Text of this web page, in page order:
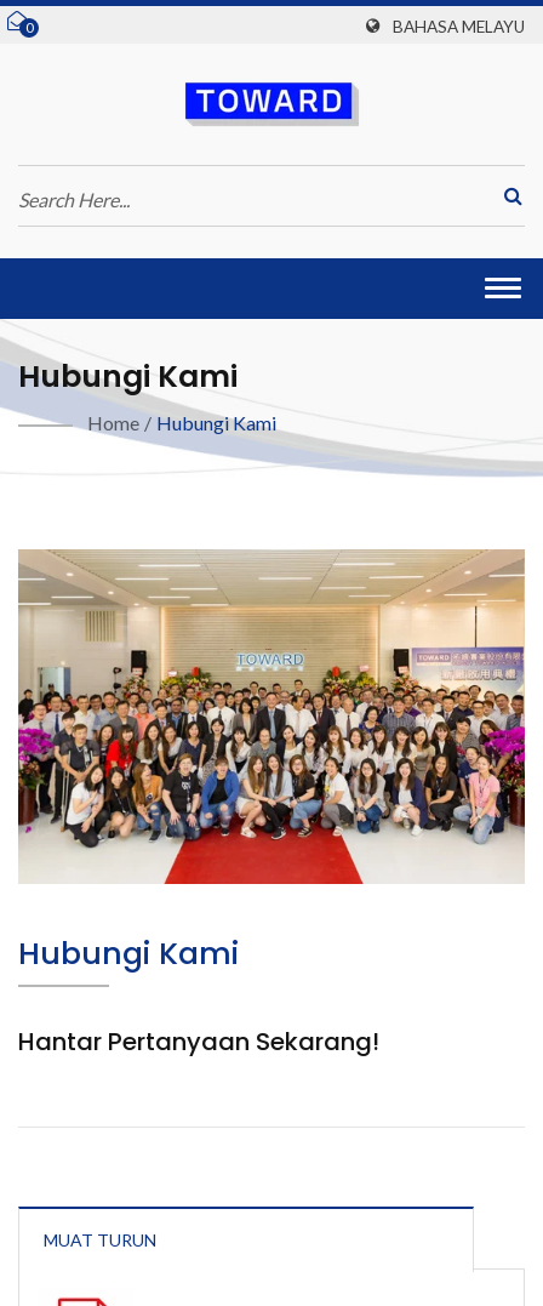
0 BAHASA MELAYU
Hubungi Kami
Home / Hubungi Kami
Hubungi Kami
Hantar Pertanyaan Sekarang!
MUAT TURUN